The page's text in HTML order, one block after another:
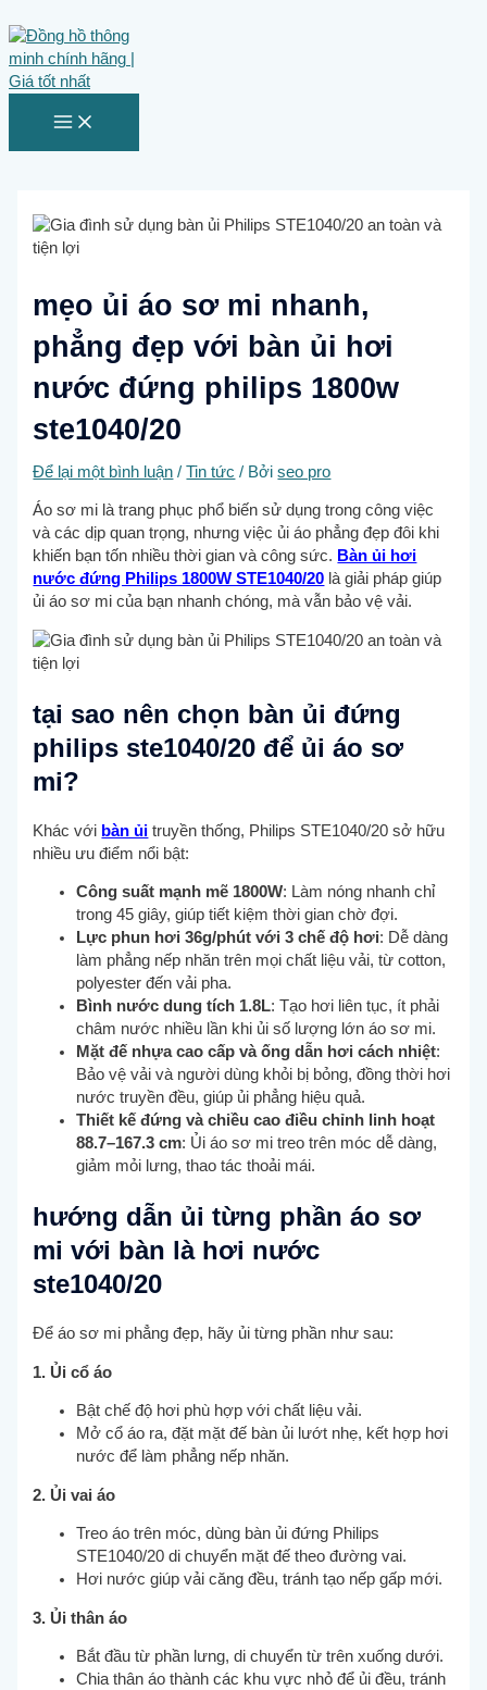
tới
nội
dung
mẹo ủi áo sơ mi nhanh,
phẳng đẹp với bàn ủi hơi
nước đứng philips 1800w
ste1040/20
Để lại một bình luận /Tin tức / Bởiseo pro
Áo sơ mi là trang phục phổ biến sử dụng trong công việc
và các dịp quan trọng, nhưng việc ủi áo phẳng đẹp đôi khi
khiến bạn tốn nhiều thời gian và công sức. Bàn ủi hơi
nước đứng Philips 1800W STE1040/20 là giải pháp giúp
ủi áo sơ mi của bạn nhanh chóng, mà vẫn bảo vệ vải.
tại sao nên chọn bàn ủi đứng
philips ste1040/20 để ủi áo sơ
mi?
Khác với bàn ủi truyền thống, Philips STE1040/20 sở hữu
nhiều ưu điểm nổi bật:
Công suất mạnh mẽ 1800W: Làm nóng nhanh chỉ
trong 45 giây, giúp tiết kiệm thời gian chờ đợi.
Lực phun hơi 36g/phút với 3 chế độ hơi: Dễ dàng
làm phẳng nếp nhăn trên mọi chất liệu vải, từ cotton,
polyester đến vải pha.
Bình nước dung tích 1.8L: Tạo hơi liên tục, ít phải
châm nước nhiều lần khi ủi số lượng lớn áo sơ mi.
Mặt đế nhựa cao cấp và ống dẫn hơi cách nhiệt:
Bảo vệ vải và người dùng khỏi bị bỏng, đồng thời hơi
nước truyền đều, giúp ủi phẳng hiệu quả.
Thiết kế đứng và chiều cao điều chỉnh linh hoạt
88.7–167.3 cm: Ủi áo sơ mi treo trên móc dễ dàng,
giảm mỏi lưng, thao tác thoải mái.
hướng dẫn ủi từng phần áo sơ
mi với bàn là hơi nước
ste1040/20
Để áo sơ mi phẳng đẹp, hãy ủi từng phần như sau:
1. Ủi cổ áo
Bật chế độ hơi phù hợp với chất liệu vải.
Mở cổ áo ra, đặt mặt đế bàn ủi lướt nhẹ, kết hợp hơi
nước để làm phẳng nếp nhăn.
2. Ủi vai áo
Treo áo trên móc, dùng bàn ủi đứng Philips
STE1040/20 di chuyển mặt đế theo đường vai.
Hơi nước giúp vải căng đều, tránh tạo nếp gấp mới.
3. Ủi thân áo
Bắt đầu từ phần lưng, di chuyển từ trên xuống dưới.
Chia thân áo thành các khu vực nhỏ để ủi đều, tránh